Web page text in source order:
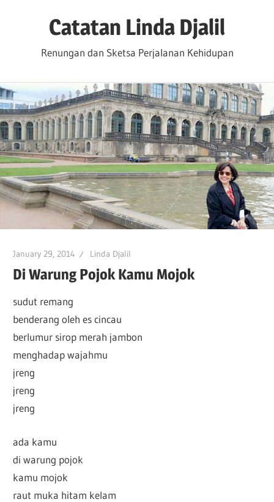
Catatan Linda Djalil
Renungan dan Sketsa Perjalanan Kehidupan
January 29, 2014 Linda Djalil
Di Warung Pojok Kamu Mojok
sudut remang
benderang oleh es cincau
berlumur sirop merah jambon
menghadap wajahmu
jreng
jreng
jreng
ada kamu
di warung pojok
kamu mojok
raut muka hitam kelam